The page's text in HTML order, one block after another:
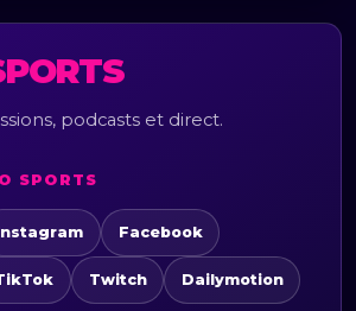
podcasts et direct.
SPORTS
Facebook
Twitch Dailymotion